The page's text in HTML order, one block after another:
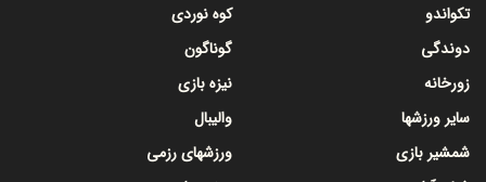
تکواندو
دوندگی
زورخانه
سایر ورزشها
شمشیر بازی
کوه نوردی
گوناگون
نیزه بازی
والیبال
ورزشهای رزمی